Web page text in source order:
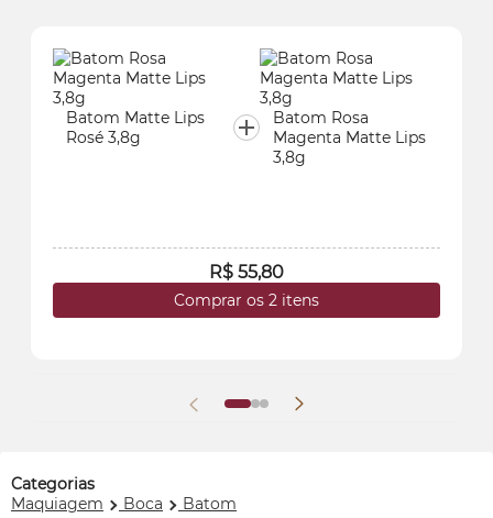
Batom Matte Lips
Rosé 3,8g
Batom Rosa
Magenta Matte Lips
3,8g
R$ 55,80
Comprar os 2 itens
Categorias
Maquiagem
Boca
Batom